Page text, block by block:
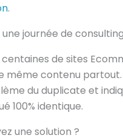
.
journée de consulting
de sites
même contenu partout.
du duplicate et
100% identique.
une solution ?